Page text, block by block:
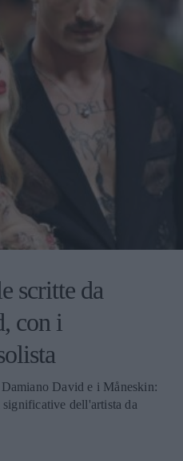
scritte da
con i
David e i Måneskin:
dell'artista da